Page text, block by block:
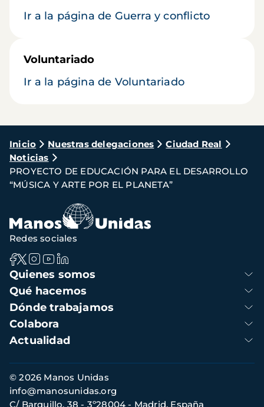
Ir a la página de Guerra y conflicto
Voluntariado
Ir a la página de Voluntariado
Ruta
de
navegación
Inicio Nuestras delegaciones
Ciudad Real
Noticias
PROYECTO DE EDUCACIÓN PARA EL DESARROLLO
“MÚSICA Y ARTE POR EL PLANETA”
Navegación
principal
Quienes somos
Qué hacemos
Dónde trabajamos
Colabora
Actualidad
Redes sociales
Información
de
contacto
© 2026 Manos Unidas
C/ Barquillo, 38 - 3º28004 - Madrid, España
info@manosunidas.org